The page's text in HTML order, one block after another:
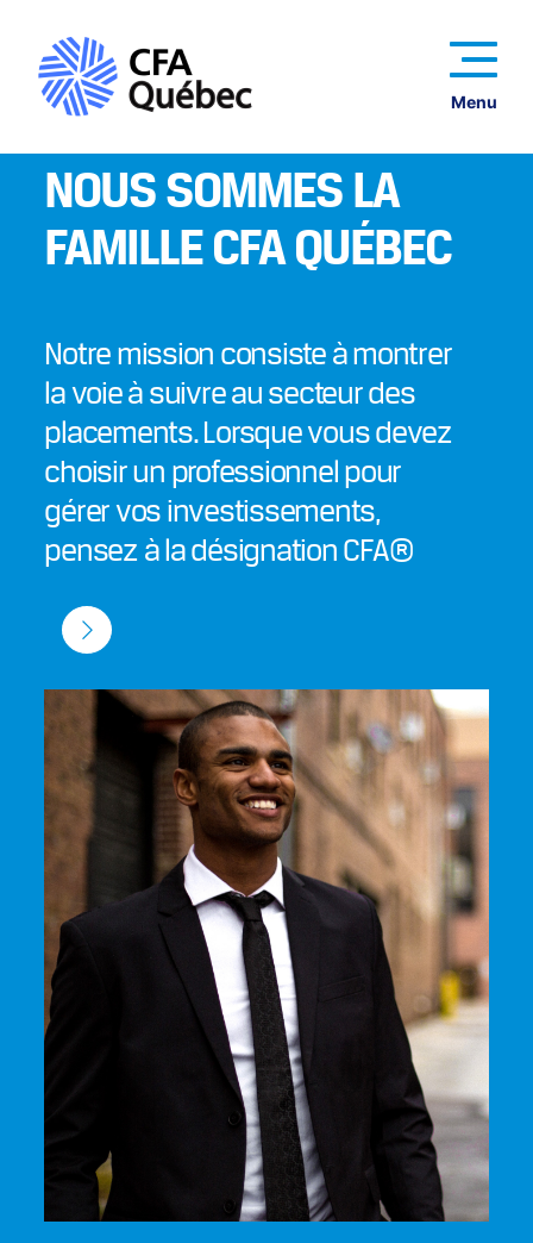
Menu
NOUS SOMMES LA
FAMILLE CFA QUÉBEC
Notre mission consiste à montrer
la voie à suivre au secteur des
placements. Lorsque vous devez
choisir un professionnel pour
gérer vos investissements,
pensez à la désignation CFA®